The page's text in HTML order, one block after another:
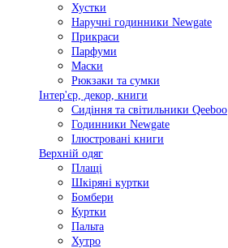
Хустки
Наручні годинники Newgate
Прикраси
Парфуми
Маски
Рюкзаки та сумки
Інтер'єр, декор, книги
Сидіння та світильники Qeeboo
Годинники Newgate
Ілюстровані книги
Верхній одяг
Плащі
Шкіряні куртки
Бомбери
Куртки
Пальта
Хутро